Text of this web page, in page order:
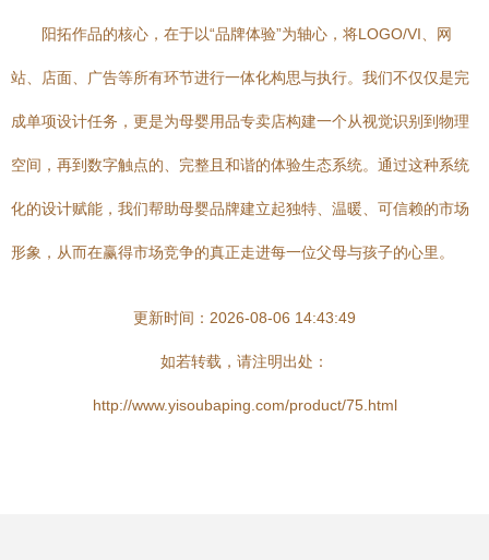
阳拓作品的核心，在于以“品牌体验”为轴心，将LOGO/VI、网
站、店面、广告等所有环节进行一体化构思与执行。我们不仅仅是完
成单项设计任务，更是为母婴用品专卖店构建一个从视觉识别到物理
空间，再到数字触点的、完整且和谐的体验生态系统。通过这种系统
化的设计赋能，我们帮助母婴品牌建立起独特、温暖、可信赖的市场
形象，从而在赢得市场竞争的真正走进每一位父母与孩子的心里。
更新时间：2026-08-06 14:43:49
如若转载，请注明出处：
http://www.yisoubaping.com/product/75.html